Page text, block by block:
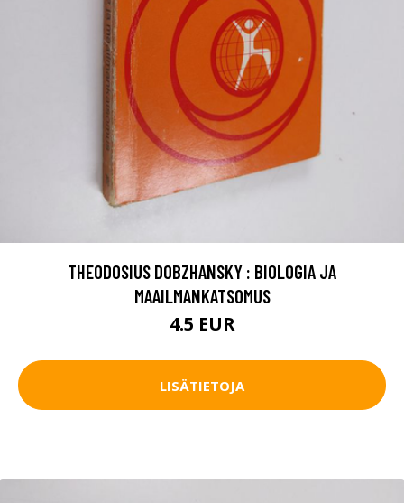
THEODOSIUS DOBZHANSKY : BIOLOGIA JA
MAAILMANKATSOMUS
4.5 EUR
LISÄTIETOJA